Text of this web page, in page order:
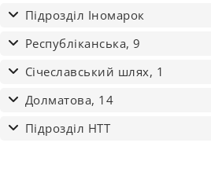
Підрозділ Іномарок
Республіканська, 9
Січеславський шлях, 1
Долматова, 14
Підрозділ НТТ